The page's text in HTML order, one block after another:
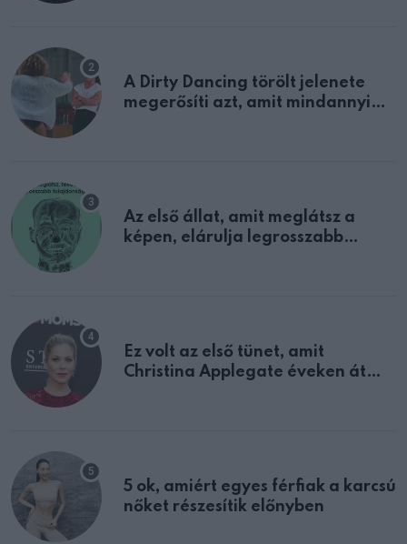
A Dirty Dancing törölt jelenete
megerősíti azt, amit mindannyian
Az első állat, amit meglátsz a
képen, elárulja legrosszabb
Ez volt az első tünet, amit
Christina Applegate éveken át
5 ok, amiért egyes férfiak a karcsú
nőket részesítik előnyben